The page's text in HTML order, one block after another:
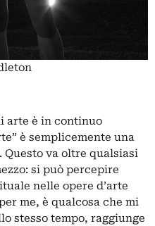
arte è in continuo
è semplicemente una
Questo va oltre qualsiasi
si può percepire
nelle opere d’arte
me, è qualcosa che mi
stesso tempo, raggiunge